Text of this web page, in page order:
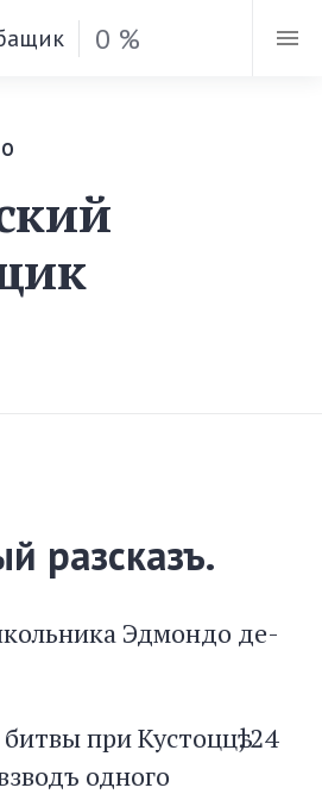
0 %
разсказъ.
Эдмондо де-
при Кустоццѣ, 24
одного